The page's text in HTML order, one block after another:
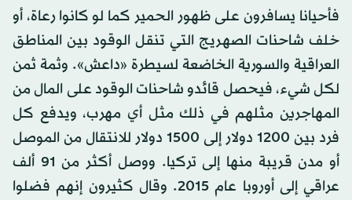
فأحيانا يسافرون على ظهور الحمير كما لو كانوا رعاة، أو
خلف شاحنات الصهريج التي تنقل الوقود بين المناطق
العراقية والسورية الخاضعة لسيطرة «داعش». وثمة ثمن
لكل شيء، فيحصل قائدو شاحنات الوقود على المال من
المهاجرين مثلهم في ذلك مثل أي مهرب، ويدفع كل
فرد بين 1200 دولار إلى 1500 دولار للانتقال من الموصل
أو مدن قريبة منها إلى تركيا. ووصل أكثر من 91 ألف
عراقي إلى أوروبا عام 2015. وقال كثيرون إنهم فضلوا